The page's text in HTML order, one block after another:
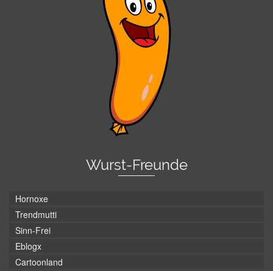
Wurst-Freunde
Hornoxe
Trendmutti
Sinn-Frei
Eblogx
Cartoonland